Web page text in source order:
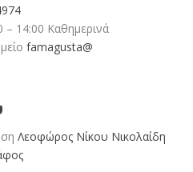
– 14:00 Καθημερινά
famagusta@
Λεοφώρος Νίκου Νικολαίδη